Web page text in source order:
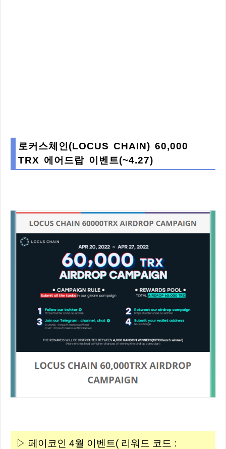
로커스체인(LOCUS CHAIN) 60,000
TRX 에어드랍 이벤트(~4.27)
▷ 페이코인 4월 이벤트( 리워드 코드 :